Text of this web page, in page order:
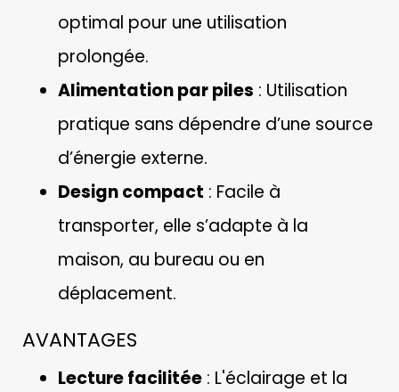
optimal pour une utilisation
prolongée.
Alimentation par piles : Utilisation
pratique sans dépendre d’une source
d’énergie externe.
Design compact : Facile à
transporter, elle s’adapte à la
maison, au bureau ou en
déplacement.
AVANTAGES
Lecture facilitée : L'éclairage et la